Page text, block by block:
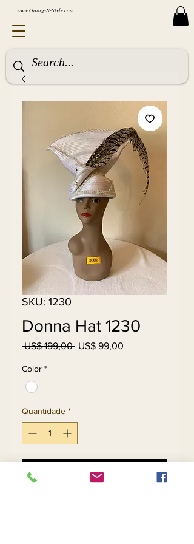
www.Going-N-Style.com
SKU: 1230
Donna Hat 1230
US$ 199,00 Preço
US$ 99,00
Color *
Quantidade *
Adicionar ao carrinho